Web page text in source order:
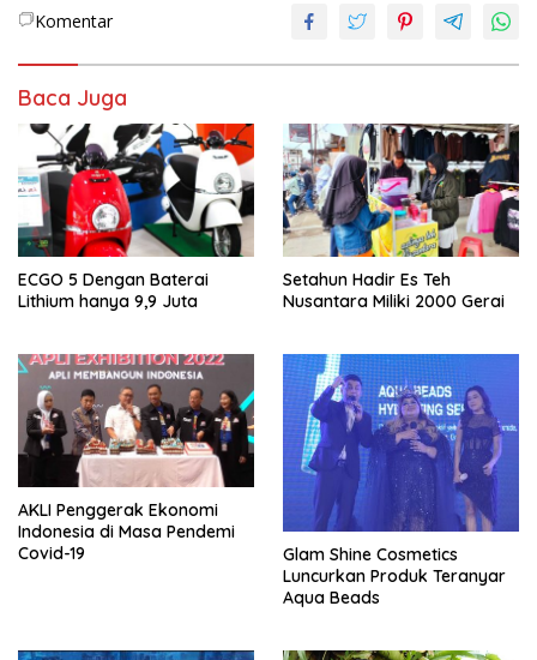
Komentar
Baca Juga
ECGO 5 Dengan Baterai
Lithium hanya 9,9 Juta
Setahun Hadir Es Teh
Nusantara Miliki 2000 Gerai
AKLI Penggerak Ekonomi
Indonesia di Masa Pendemi
Covid-19
Glam Shine Cosmetics
Luncurkan Produk Teranyar
Aqua Beads